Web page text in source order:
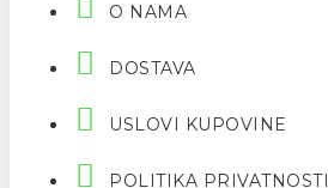
O NAMA
DOSTAVA
USLOVI KUPOVINE
POLITIKA PRIVATNOSTI